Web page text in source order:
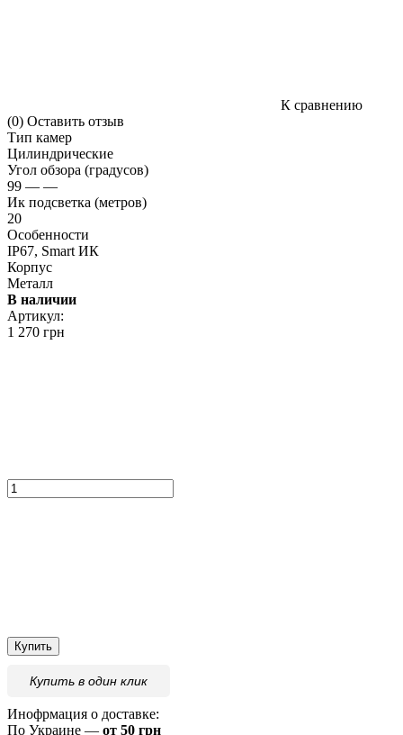
К сравнению
(0) Оставить отзыв
Тип камер
Цилиндрические
Угол обзора (градусов)
99 — —
Ик подсветка (метров)
20
Особенности
IP67, Smart ИК
Корпус
Металл
В наличии
Артикул:
1 270 грн
Купить
Купить в один клик
Инофрмация о доставке:
По Украине — от 50 грн